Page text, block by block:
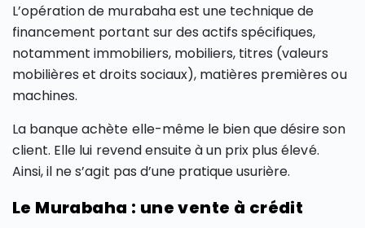
L’opération de murabaha est une technique de
financement portant sur des actifs spécifiques,
notamment immobiliers, mobiliers, titres (valeurs
mobilières et droits sociaux), matières premières ou
machines.
La banque achète elle-même le bien que désire son
client. Elle lui revend ensuite à un prix plus élevé.
Ainsi, il ne s’agit pas d’une pratique usurière.
Le Murabaha : une vente à crédit